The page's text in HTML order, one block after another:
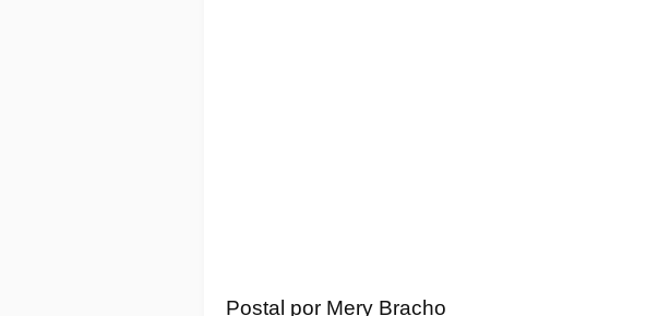
Postal por Mery Bracho